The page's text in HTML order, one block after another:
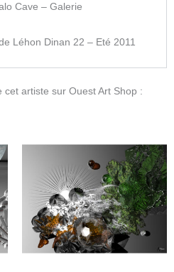
Cave – Galerie
Léhon Dinan 22 – Eté 2011
artiste sur Ouest Art Shop :